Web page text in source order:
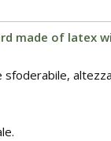
made of latex